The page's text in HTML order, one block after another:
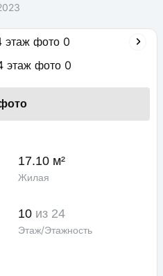
17.10 м²
Жилая
10 из 24
Этаж/Этажность